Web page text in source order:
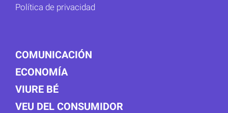
Política de privacidad
COMUNICACIÓN
ECONOMÍA
VIURE BÉ
VEU DEL CONSUMIDOR